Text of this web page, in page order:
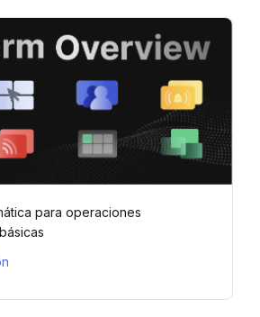
para operaciones